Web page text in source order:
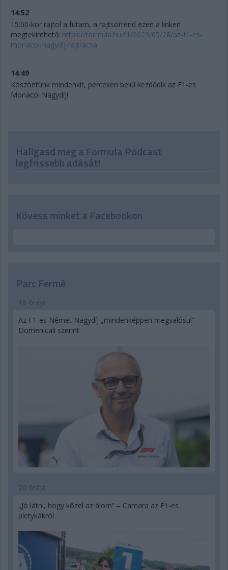
14:52
15:00-kor rajtol a futam, a rajtsorrend ezen a linken
megtekinthető: https://formula.hu/f1/2023/05/28/az-f1-es-
monacoi-nagydij-rajtracsa
14:49
Köszöntünk mindenkit, perceken belül kezdődik az F1-es
Monacói Nagydíj!
Hallgasd meg a Formula Podcast
legfrissebb adását!
Kövess minket a Facebookon
Parc Fermé
16 órája
Az F1-es Német Nagydíj „mindenképpen megvalósul”
Domenicali szerint
20 órája
„Jó látni, hogy közel az álom” – Camara az F1-es
pletykákról